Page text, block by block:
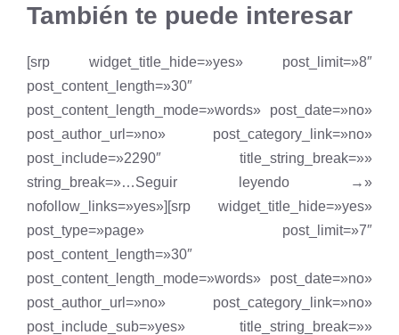
También te puede interesar
[srp widget_title_hide=»yes» post_limit=»8″
post_content_length=»30″
post_content_length_mode=»words» post_date=»no»
post_author_url=»no» post_category_link=»no»
post_include=»2290″ title_string_break=»»
string_break=»…Seguir leyendo →»
nofollow_links=»yes»][srp widget_title_hide=»yes»
post_type=»page» post_limit=»7″
post_content_length=»30″
post_content_length_mode=»words» post_date=»no»
post_author_url=»no» post_category_link=»no»
post_include_sub=»yes» title_string_break=»»